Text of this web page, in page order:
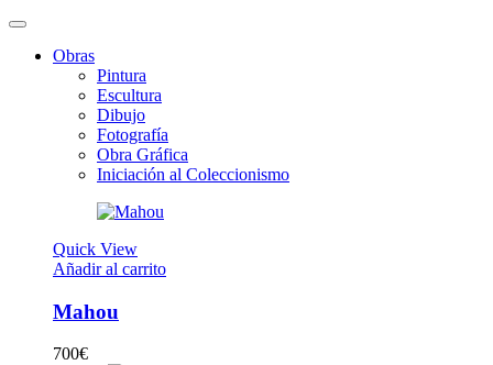
Obras
Pintura
Escultura
Dibujo
Fotografía
Obra Gráfica
Iniciación al Coleccionismo
Quick View
Añadir al carrito
Mahou
700€